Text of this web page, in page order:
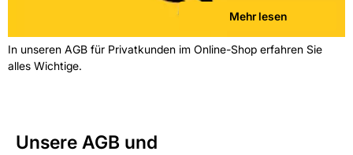
Mehr lesen
In unseren AGB für Privatkunden im Online-Shop erfahren Sie
alles Wichtige.
Unsere AGB und